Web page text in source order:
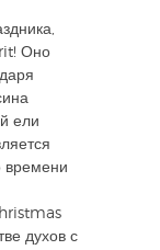
Оно
ели
времени
духов с